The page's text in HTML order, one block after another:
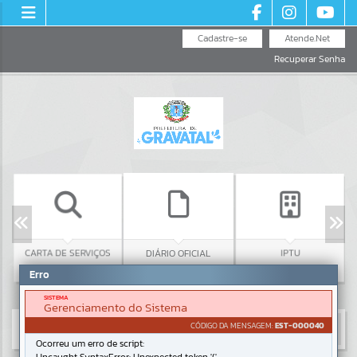
Atende.Net
Cadastre-se
Recuperar Senha
CARTA DE SERVIÇOS DIÁRIO OFICIAL IPTU
Erro
SISTEMA
Gerenciamento do Sistema
CÓDIGO DA MENSAGEM:EST-000040
Ocorreu um erro de script: